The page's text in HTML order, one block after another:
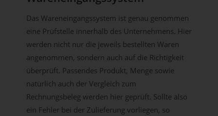
Das Wareneingangssystem ist genau genommen
eine Prüfstelle innerhalb des Unternehmens. Hier
werden nicht nur die jeweils bestellten Waren
angenommen, sondern auch auf die Richtigkeit
überprüft. Passendes Produkt, Menge sowie
natürlich auch der Vergleich zum
Rechnungsbeleg werden hier geprüft. Sollte also
ein Fehler bei der Zulieferung vorliegen, so